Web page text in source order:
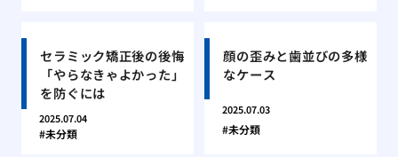
セラミック矯正後の後悔
「やらなきゃよかった」
を防ぐには
2025.07.04
未分類
顔の歪みと歯並びの多様
なケース
2025.07.03
未分類